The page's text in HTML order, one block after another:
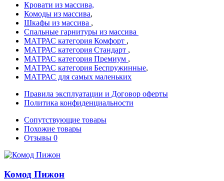
Кровати из массива,
Комоды из массива,
Шкафы из массива ,
Спальные гарнитуры из массива
МАТРАС категория Комфорт ,
МАТРАС категория Стандарт ,
МАТРАС категория Премиум ,
МАТРАС категория Беспружинные,
МАТРАС для самых маленьких
Правила эксплуатации и Договор оферты
Политика конфиденциальности
Сопутствующие товары
Похожие товары
Отзывы 0
Комод Пижон